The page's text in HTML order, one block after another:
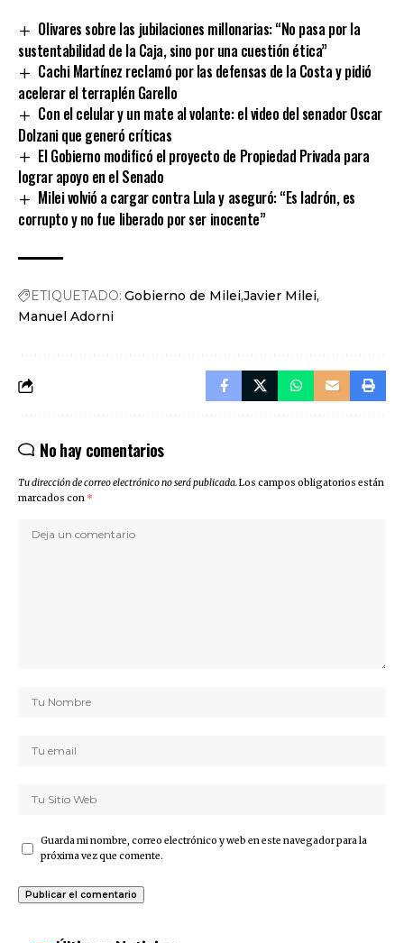
Olivares sobre las jubilaciones millonarias: “No pasa por la
sustentabilidad de la Caja, sino por una cuestión ética”
Cachi Martínez reclamó por las defensas de la Costa y pidió
acelerar el terraplén Garello
Con el celular y un mate al volante: el video del senador Oscar
Dolzani que generó críticas
El Gobierno modificó el proyecto de Propiedad Privada para
lograr apoyo en el Senado
Milei volvió a cargar contra Lula y aseguró: “Es ladrón, es
corrupto y no fue liberado por ser inocente”
ETIQUETADO: Gobierno de MileiJavier Milei
Manuel Adorni
No hay comentarios
Tu dirección de correo electrónico no será publicada.Los campos obligatorios están
marcados con *
Guarda mi nombre, correo electrónico y web en este navegador para la
próxima vez que comente.